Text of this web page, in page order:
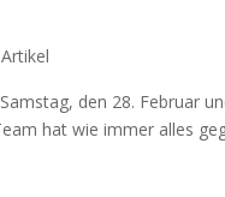
den 28. Februar
hat wie immer alles